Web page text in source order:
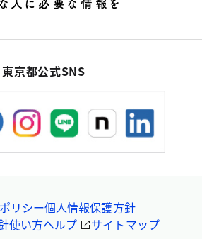
東京都公式SNS
リシー個人情報保護方針
使い方ヘルプ サイトマップ